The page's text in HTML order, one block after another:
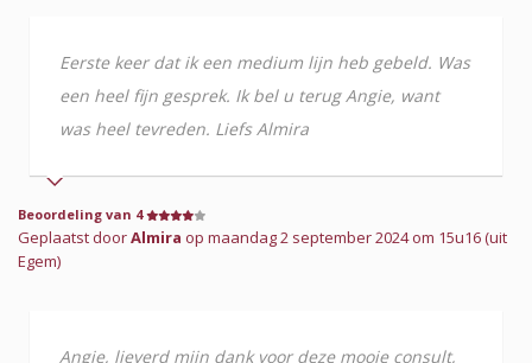
Eerste keer dat ik een medium lijn heb gebeld. Was
een heel fijn gesprek. Ik bel u terug Angie, want
was heel tevreden. Liefs Almira
Beoordeling van 4
Geplaatst doorAlmira op maandag 2 september 2024 om 15u16 (uit
Egem)
Angie, lieverd mijn dank voor deze mooie consult,